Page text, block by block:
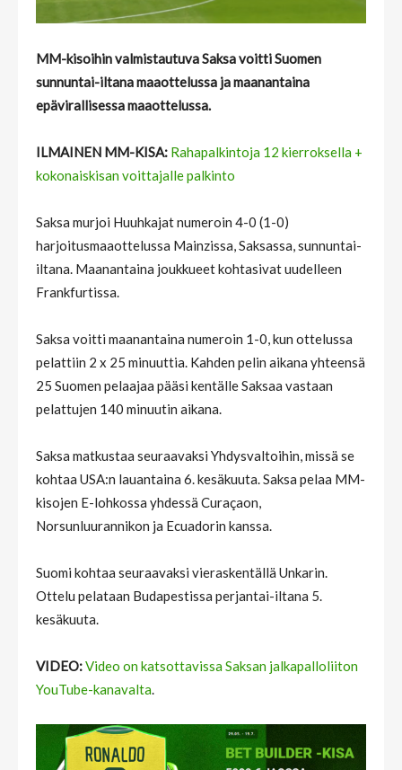
MM-kisoihin valmistautuva Saksa voitti Suomen
sunnuntai-iltana maaottelussa ja maanantaina
epävirallisessa maaottelussa.
ILMAINEN MM-KISA: Rahapalkintoja 12 kierroksella +
kokonaiskisan voittajalle palkinto
Saksa murjoi Huuhkajat numeroin 4-0 (1-0)
harjoitusmaaottelussa Mainzissa, Saksassa, sunnuntai-
iltana. Maanantaina joukkueet kohtasivat uudelleen
Frankfurtissa.
Saksa voitti maanantaina numeroin 1-0, kun ottelussa
pelattiin 2 x 25 minuuttia. Kahden pelin aikana yhteensä
25 Suomen pelaajaa pääsi kentälle Saksaa vastaan
pelattujen 140 minuutin aikana.
Saksa matkustaa seuraavaksi Yhdysvaltoihin, missä se
kohtaa USA:n lauantaina 6. kesäkuuta. Saksa pelaa MM-
kisojen E-lohkossa yhdessä Curaçaon,
Norsunluurannikon ja Ecuadorin kanssa.
Suomi kohtaa seuraavaksi vieraskentällä Unkarin.
Ottelu pelataan Budapestissa perjantai-iltana 5.
kesäkuuta.
VIDEO:Video on katsottavissa Saksan jalkapalloliiton
YouTube-kanavalta.